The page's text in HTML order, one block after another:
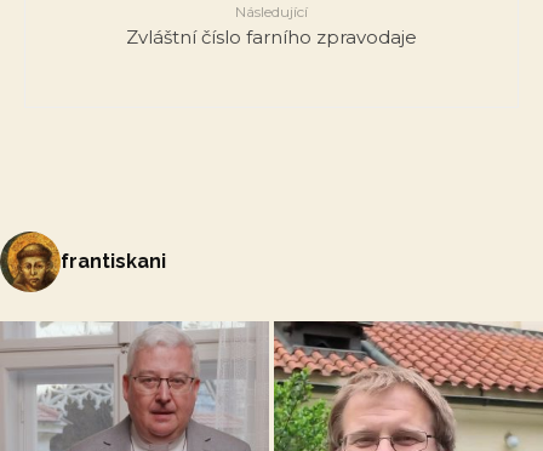
Následující
Zvláštní číslo farního zpravodaje
frantiskani